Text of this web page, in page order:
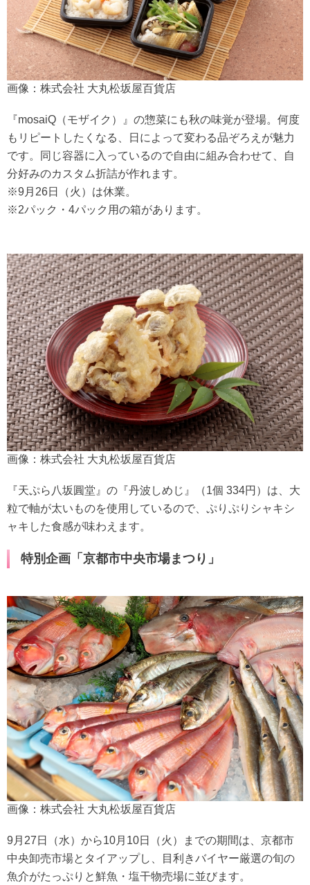
画像：株式会社 大丸松坂屋百貨店
『mosaiQ（モザイク）』の惣菜にも秋の味覚が登場。何度
もリピートしたくなる、日によって変わる品ぞろえが魅力
です。同じ容器に入っているので自由に組み合わせて、自
分好みのカスタム折詰が作れます。
※9月26日（火）は休業。
※2パック・4パック用の箱があります。
画像：株式会社 大丸松坂屋百貨店
『天ぷら八坂圓堂』の『丹波しめじ』（1個 334円）は、大
粒で軸が太いものを使用しているので、ぷりぷりシャキシ
ャキした食感が味わえます。
特別企画「京都市中央市場まつり」
画像：株式会社 大丸松坂屋百貨店
9月27日（水）から10月10日（火）までの期間は、京都市
中央卸売市場とタイアップし、目利きバイヤー厳選の旬の
魚介がたっぷりと鮮魚・塩干物売場に並びます。